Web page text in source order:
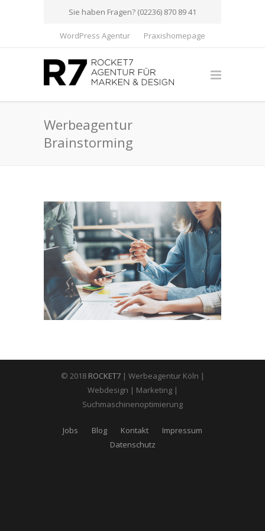
Sie haben Fragen? (02236) 870 89 41
WordPress Agentur Praxishomepage
Werbeagentur
Brainstorming
© 2018 ROCKET7| Werbeagentur Köln |
Webdesign | Marketing |
Suchmaschinenoptimierung
Jobs Blog Kontakt
Impressum
Datenschutz